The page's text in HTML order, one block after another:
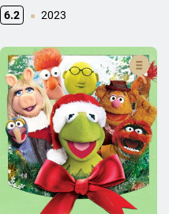
6.2 2023